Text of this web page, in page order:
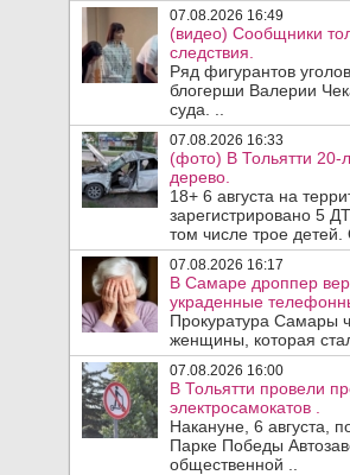
07.08.2026 16:49
(видео) Сообщники
следствия.
Ряд фигурантов
блогерши Валерии
суда. ..
07.08.2026 16:33
(фото) В Тольятти 20-
дерево.
18+ 6 августа на
зарегистрировано 5
том числе трое
07.08.2026 16:17
В Самаре дроппер
украденные
Прокуратура Самары
женщины, которая
07.08.2026 16:00
В Тольятти провели
электросамокатов .
Накануне, 6 августа,
Парке Победы
общественной ..